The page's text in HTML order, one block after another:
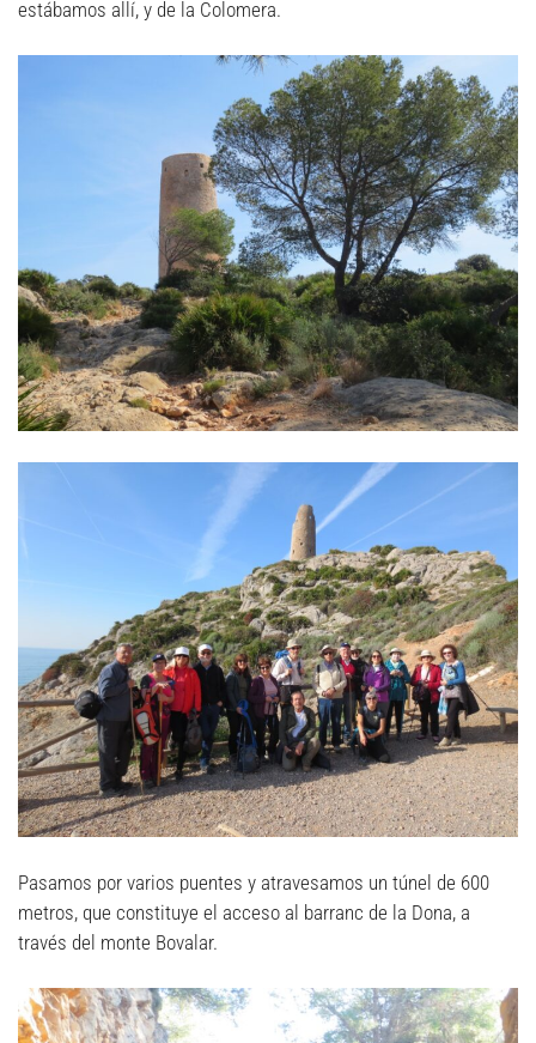
estábamos allí, y de la Colomera.
Pasamos por varios puentes y atravesamos un túnel de 600
metros, que constituye el acceso al barranc de la Dona, a
través del monte Bovalar.